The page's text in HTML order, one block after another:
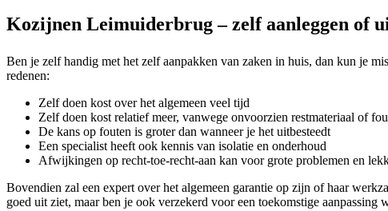
Kozijnen Leimuiderbrug – zelf aanleggen of
Ben je zelf handig met het zelf aanpakken van zaken in huis, dan kun je
redenen:
Zelf doen kost over het algemeen veel tijd
Zelf doen kost relatief meer, vanwege onvoorzien restmateriaal of
De kans op fouten is groter dan wanneer je het uitbesteedt
Een specialist heeft ook kennis van isolatie en onderhoud
Afwijkingen op recht-toe-recht-aan kan voor grote problemen en
Bovendien zal een expert over het algemeen garantie op zijn of haar
goed uit ziet, maar ben je ook verzekerd voor een toekomstige aanpassing